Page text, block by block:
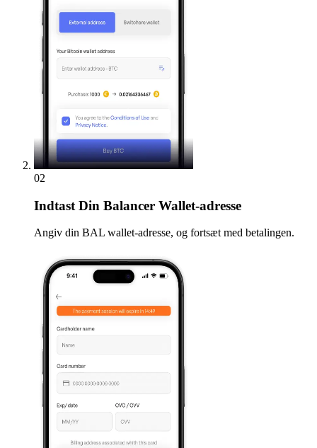
02
Indtast Din Balancer Wallet-adresse
Angiv din BAL wallet-adresse, og fortsæt med betalingen.